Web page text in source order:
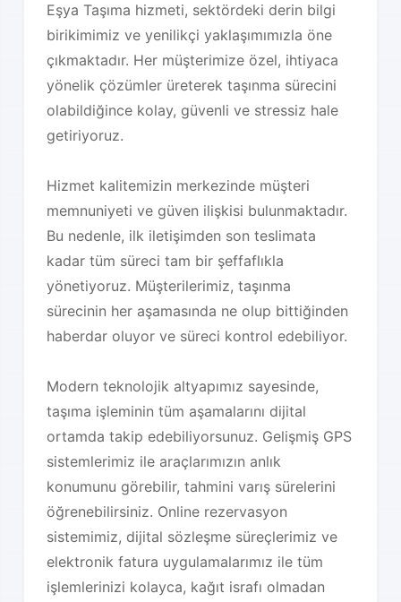
Eşya Taşıma hizmeti, sektördeki derin bilgi
birikimimiz ve yenilikçi yaklaşımımızla öne
çıkmaktadır. Her müşterimize özel, ihtiyaca
yönelik çözümler üreterek taşınma sürecini
olabildiğince kolay, güvenli ve stressiz hale
getiriyoruz.
Hizmet kalitemizin merkezinde müşteri
memnuniyeti ve güven ilişkisi bulunmaktadır.
Bu nedenle, ilk iletişimden son teslimata
kadar tüm süreci tam bir şeffaflıkla
yönetiyoruz. Müşterilerimiz, taşınma
sürecinin her aşamasında ne olup bittiğinden
haberdar oluyor ve süreci kontrol edebiliyor.
Modern teknolojik altyapımız sayesinde,
taşıma işleminin tüm aşamalarını dijital
ortamda takip edebiliyorsunuz. Gelişmiş GPS
sistemlerimiz ile araçlarımızın anlık
konumunu görebilir, tahmini varış sürelerini
öğrenebilirsiniz. Online rezervasyon
sistemimiz, dijital sözleşme süreçlerimiz ve
elektronik fatura uygulamalarımız ile tüm
işlemlerinizi kolayca, kağıt israfı olmadan